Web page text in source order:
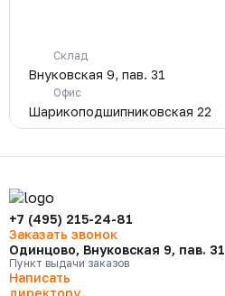
Склад
Внуковская 9, пав. 31
Офис
Шарикоподшипниковская 22
+7 (495) 215-24-81
Заказать звонок
Одинцово, Внуковская 9, пав. 31
Пункт выдачи заказов
Написать
директору